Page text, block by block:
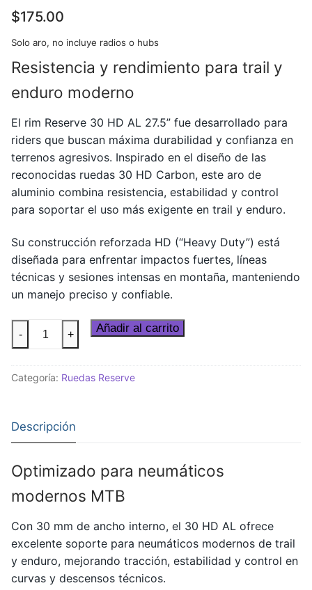
$175.00
Solo aro, no incluye radios o hubs
Resistencia y rendimiento para trail y
enduro moderno
El rim Reserve 30 HD AL 27.5” fue desarrollado para
riders que buscan máxima durabilidad y confianza en
terrenos agresivos. Inspirado en el diseño de las
reconocidas ruedas 30 HD Carbon, este aro de
aluminio combina resistencia, estabilidad y control
para soportar el uso más exigente en trail y enduro.
Su construcción reforzada HD (“Heavy Duty”) está
diseñada para enfrentar impactos fuertes, líneas
técnicas y sesiones intensas en montaña, manteniendo
un manejo preciso y confiable.
Reserve
HD
Trail
Enduro
cantidad
- + Añadir al carrito
Categoría: Ruedas Reserve
Descripción
Optimizado para neumáticos
modernos MTB
Con 30 mm de ancho interno, el 30 HD AL ofrece
excelente soporte para neumáticos modernos de trail
y enduro, mejorando tracción, estabilidad y control en
curvas y descensos técnicos.